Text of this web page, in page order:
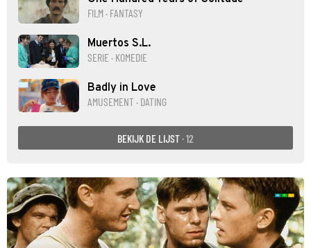
FILM · FANTASY
Muertos S.L.
SERIE · KOMEDIE
Badly in Love
AMUSEMENT · DATING
BEKIJK DE LIJST · 12